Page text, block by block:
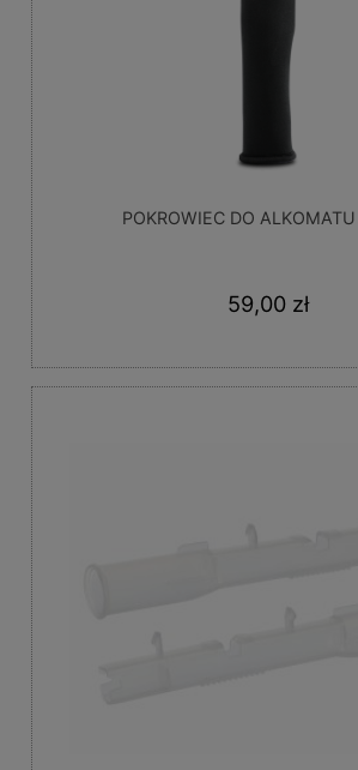
POKROWIEC DO
59,00 zł